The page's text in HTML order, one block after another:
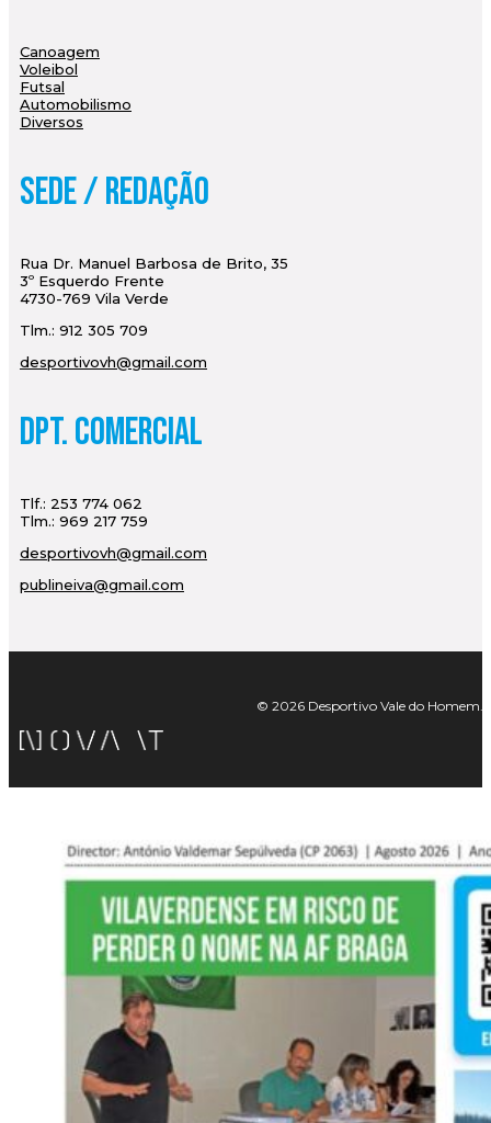
Canoagem
Voleibol
Futsal
Automobilismo
Diversos
Sede / Redação
Rua Dr. Manuel Barbosa de Brito, 35
3º Esquerdo Frente
4730-769 Vila Verde
Tlm.: 912 305 709
desportivovh@gmail.com
Dpt. Comercial
Tlf.: 253 774 062
Tlm.: 969 217 759
desportivovh@gmail.com
publineiva@gmail.com
© 2026 Desportivo Vale do Homem.